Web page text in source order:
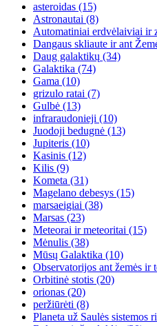
asteroidas (15)
Astronautai (8)
Automatiniai erdvėlaiviai ir
Dangaus skliaute ir ant
Daug galaktikų (34)
Galaktika (74)
Gama (10)
grizulo ratai (7)
Gulbė (13)
infraraudonieji (10)
Juodoji bedugnė (13)
Jupiteris (10)
Kasinis (12)
Kilis (9)
Kometa (31)
Magelano debesys (15)
marsaeigiai (38)
Marsas (23)
Meteorai ir meteoritai (15)
Mėnulis (38)
Mūsų Galaktika (10)
Observatorijos ant žemės ir
Orbitinė stotis (20)
orionas (20)
peržiūrėti (8)
Planeta už Saulės sistemos